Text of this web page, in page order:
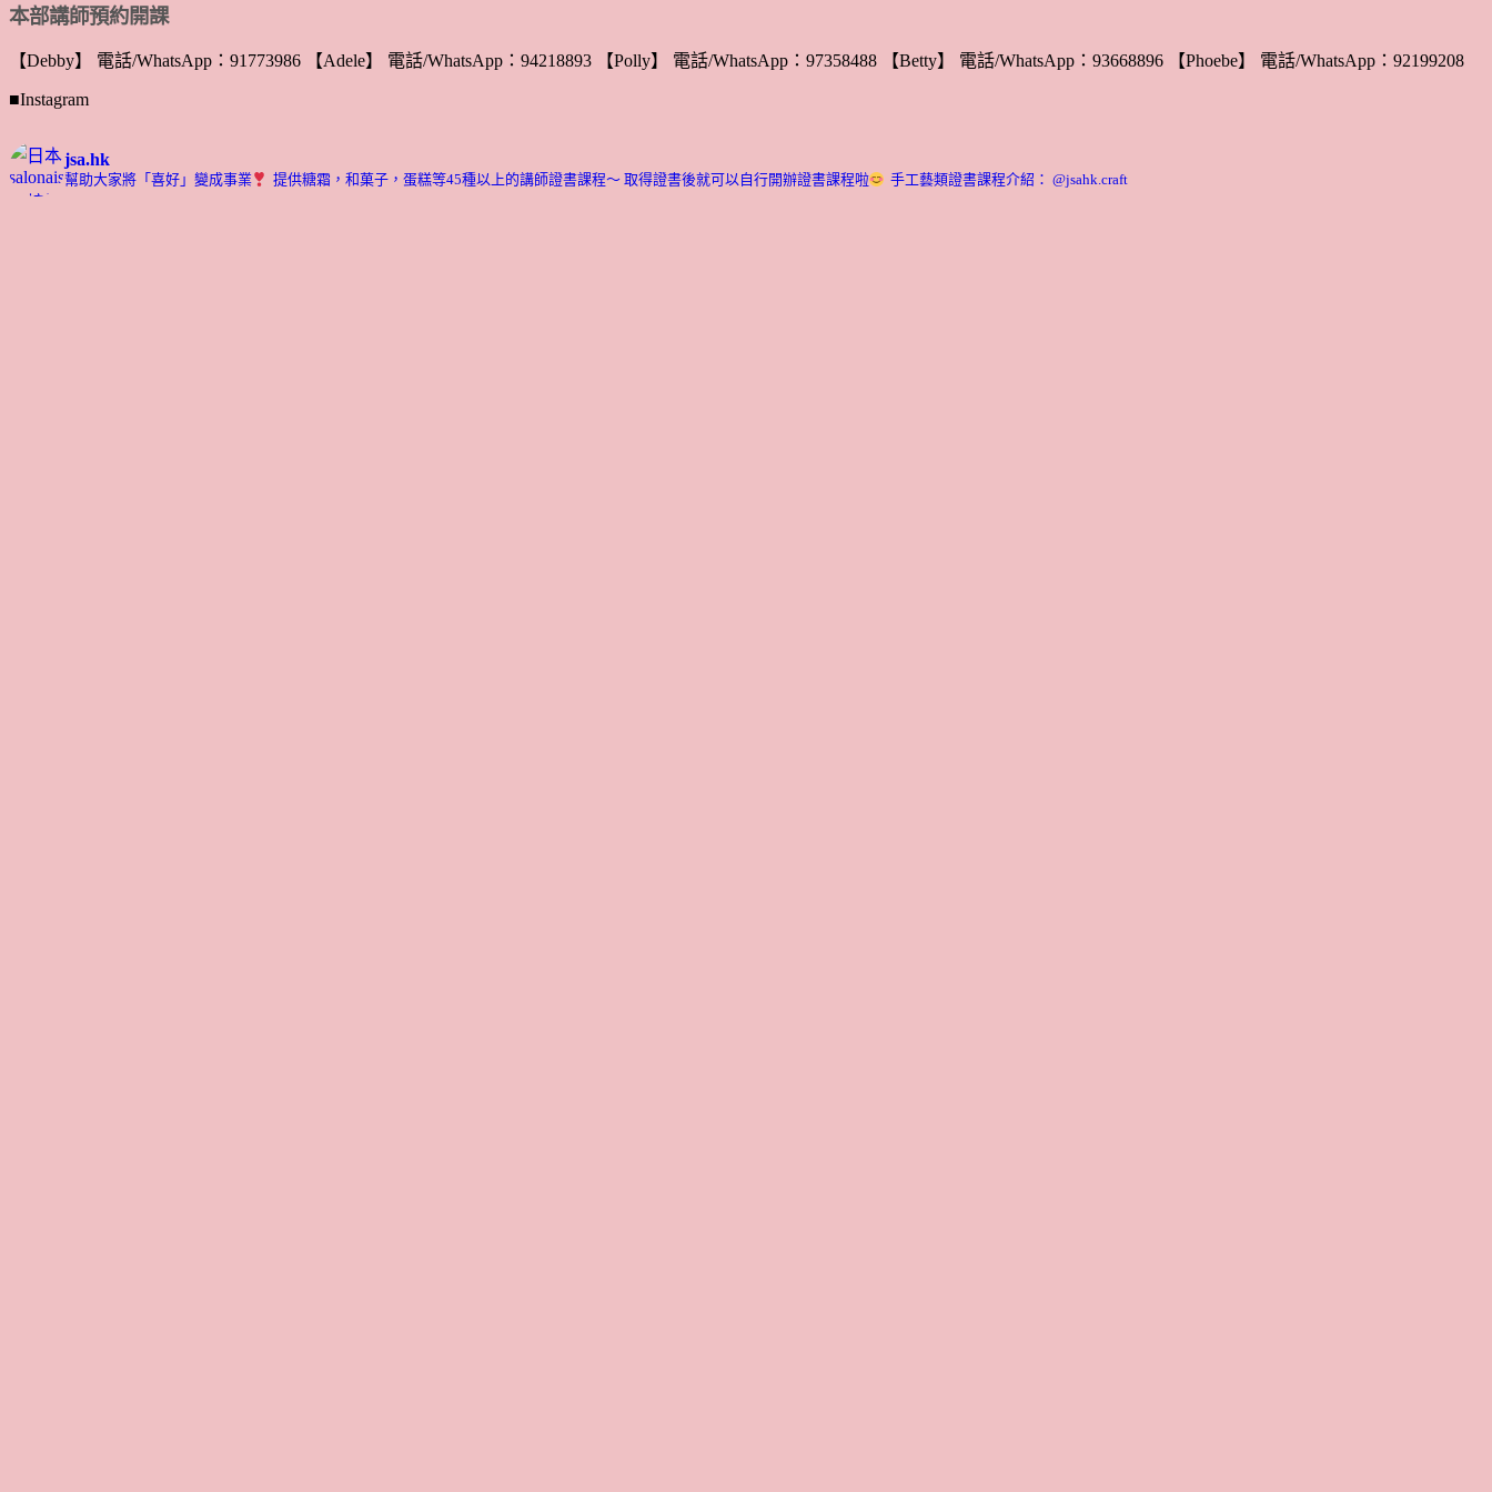
本部講師預約開課
【Debby】 電話/WhatsApp：91773986 【Adele】 電話/WhatsApp：94218893 【Polly】 電話/WhatsApp：97358488 【Betty】 電話/WhatsApp：93668896 【Phoebe】 電話/WhatsApp：92199208
■Instagram
jsa.hk
幫助大家將「喜好」變成事業 提供糖霜，和菓子，蛋糕等45種以上的講師證書課程～ 取得證書後就可以自行開辦證書課程啦 手工藝類證書課程介紹： @jsahk.craft